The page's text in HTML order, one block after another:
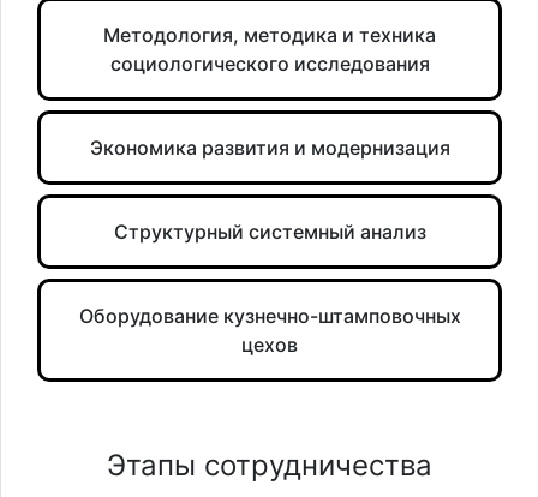
Методология, методика и техника
социологического исследования
Экономика развития и модернизация
Структурный системный анализ
Оборудование кузнечно-штамповочных
цехов
Этапы сотрудничества